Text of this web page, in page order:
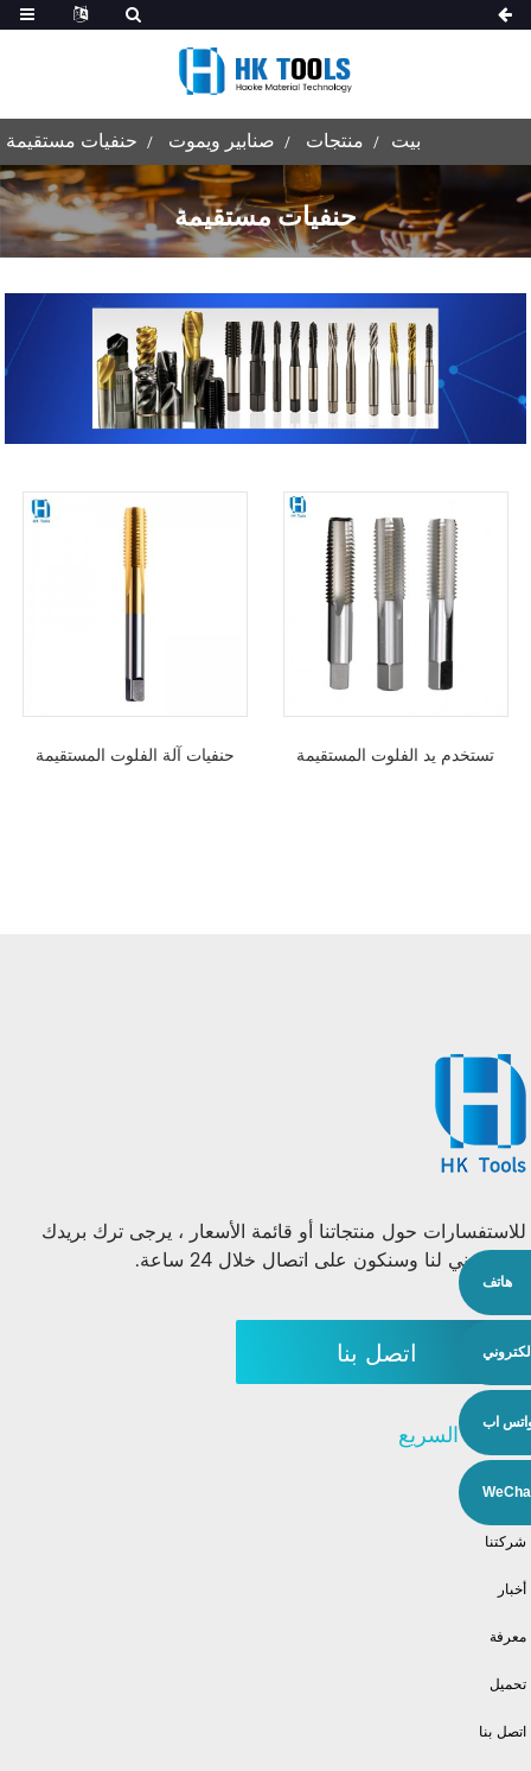
بيت منتجات صنابير ويموت حنفيات مستقيمة
حنفيات مستقيمة
تستخدم يد الفلوت المستقيمة حنفيات آلة الفلوت المستقيمة
للاستفسارات حول منتجاتنا أو قائمة الأسعار ، يرجى ترك بريدك
الإلكتروني لنا وسنكون على اتصال خلال 24 ساعة.
اتصل بنا
الإنتقال السريع
منتجات
شركتنا
أخبار
معرفة
تحميل
اتصل بنا
هاتف
اب